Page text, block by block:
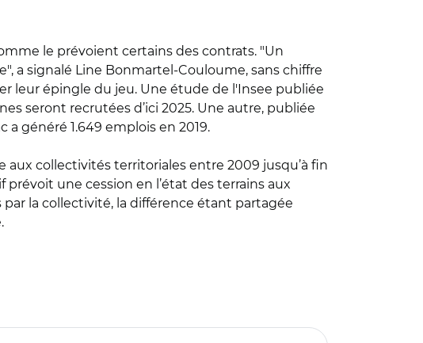
le prévoient certains des contrats. "Un
a signalé Line Bonmartel-Couloume, sans chiffre
leur épingle du jeu. Une étude de l'Insee publiée
seront recrutées d’ici 2025. Une autre, publiée
généré 1.649 emplois en 2019.
aux collectivités territoriales entre 2009 jusqu’à fin
prévoit une cession en l’état des terrains aux
la collectivité, la différence étant partagée